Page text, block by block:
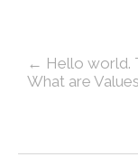
← Hello world.
What are